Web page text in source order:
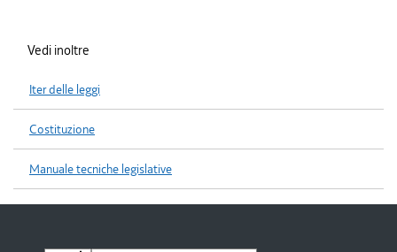
Vedi inoltre
Iter delle leggi
Costituzione
Manuale tecniche legislative